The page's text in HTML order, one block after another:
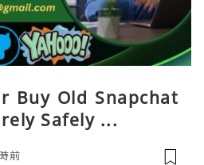
Buy Old Snapchat
Safely ...
前